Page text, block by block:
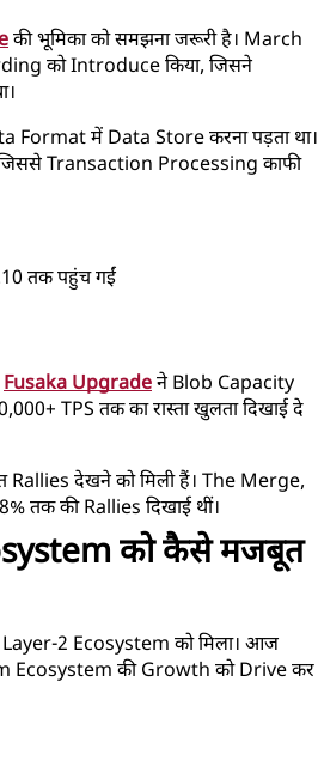
की भूमिका को समझना जरूरी है। March
को Introduce किया, जिसने
में Data Store करना पड़ता था।
Transaction Processing काफी
तक पहुंच गईं
Fusaka Upgrade ने Blob Capacity
TPS तक का रास्ता खुलता दिखाई दे
देखने को मिली हैं। The Merge,
तक की Rallies दिखाई थीं।
को कैसे मजबूत
2 Ecosystem को मिला। आज
की Growth को Drive कर